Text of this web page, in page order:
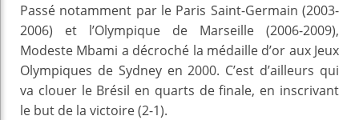
Passé notamment par le Paris Saint-Germain (2003-
2006) et l’Olympique de Marseille (2006-2009),
Modeste Mbami a décroché la médaille d’or aux Jeux
Olympiques de Sydney en 2000. C’est d’ailleurs qui
va clouer le Brésil en quarts de finale, en inscrivant
le but de la victoire (2-1).